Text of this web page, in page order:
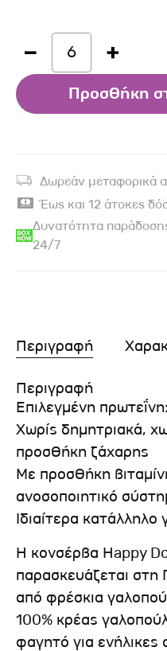
6
Προσθήκη
Δωρεάν μεταφορικά
Έως και 12 άτοκες
Δυνατότητα
24/7
Περιγραφή
Περιγραφή
Επιλεγμένη
Χωρίς δημητριακά,
προσθήκη ζάχαρης
Με προσθήκη
ανοσοποιητικό
Ιδιαίτερα κατάλληλο
Η κονσέρβα Happy
παρασκευάζεται στη
από φρέσκια
100% κρέας
φαγητό για ενήλικες